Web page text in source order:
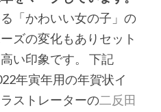
「かわいい女の子」の
ズの変化もありセット
い印象です。 下記
年寅年用の年賀状イ
ストレーターの二反田